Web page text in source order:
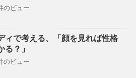
のビュー
ィで考える、「顔を見れば性格
る？」
のビュー